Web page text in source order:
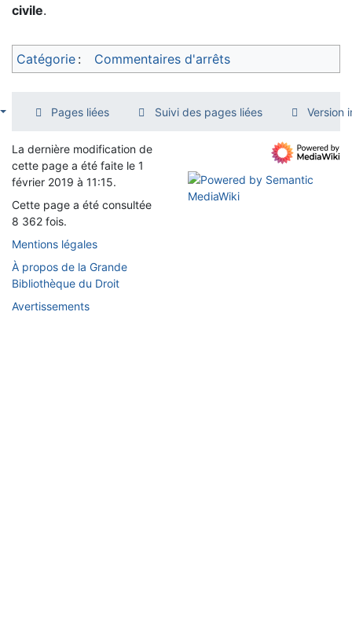
civile.
Catégorie : Commentaires d'arrêts
Pages liées Suivi des pages liées Version
La dernière modification de
cette page a été faite le 1
février 2019 à 11:15.
Cette page a été consultée
8 362 fois.
Mentions légales
À propos de la Grande
Bibliothèque du Droit
Avertissements